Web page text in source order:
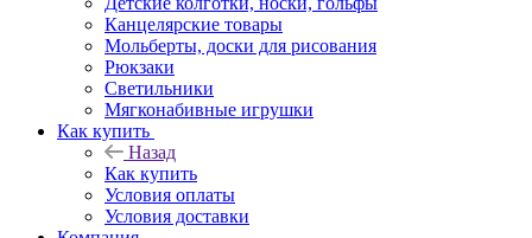
Канцелярские товары
Мольберты, доски для рисования
Рюкзаки
Светильники
Мягконабивные игрушки
Как купить
Назад
Как купить
Условия оплаты
Условия доставки